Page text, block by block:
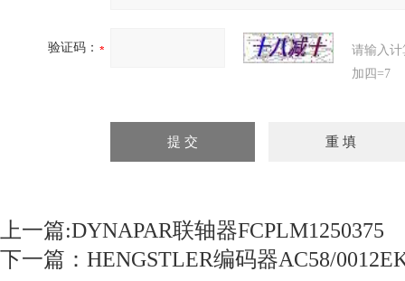
验证码：
请输入
加四=7
上一篇:DYNAPAR联轴器FCPLM1250375
下一篇： HENGSTLER编码器AC58/